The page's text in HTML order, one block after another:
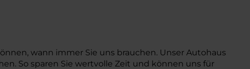
wann immer Sie uns brauchen. Unser Autohaus
So sparen Sie wertvolle Zeit und können uns für